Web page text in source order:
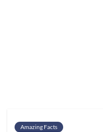
Amazing Facts